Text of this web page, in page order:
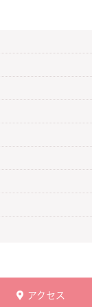
アクセス